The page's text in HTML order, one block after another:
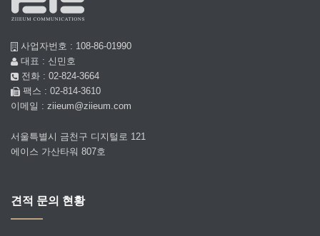
사업자번호 : 108-86-01990
대표 : 신민호
전화 : 02-824-3664
팩스 : 02-814-3610
이메일 : ziieum@ziieum.com
서울특별시 금천구 디지털로 121
에이스 가산타워 807호
견적 문의 현황